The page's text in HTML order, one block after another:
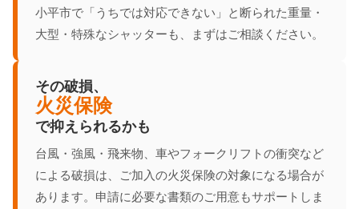
小平市で「うちでは対応できない」と断られた重量・
大型・特殊なシャッターも、まずはご相談ください。
その破損、
火災保険
で抑えられるかも
台風・強風・飛来物、車やフォークリフトの衝突など
による破損は、ご加入の火災保険の対象になる場合が
あります。申請に必要な書類のご用意もサポートしま